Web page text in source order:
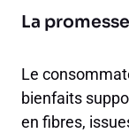
La
Le
bienfaits
en fibres,